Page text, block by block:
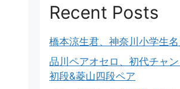
Recent Posts
橋本涼生君、神奈川小学生名
品川ペアオセロ、初代チャ
初段&菱山四段ペア